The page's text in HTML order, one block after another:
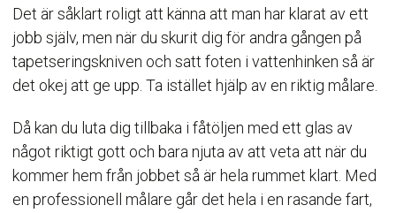
Det är såklart roligt att känna att man har klarat av ett
jobb själv, men när du skurit dig för andra gången på
tapetseringskniven och satt foten i vattenhinken så är
det okej att ge upp. Ta istället hjälp av en riktig målare.
Då kan du luta dig tillbaka i fåtöljen med ett glas av
något riktigt gott och bara njuta av att veta att när du
kommer hem från jobbet så är hela rummet klart. Med
en professionell målare går det hela i en rasande fart,